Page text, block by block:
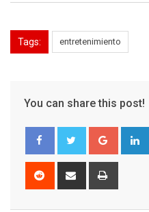
Tags: entretenimiento
You can share this post!
Google+
Reddit
Share